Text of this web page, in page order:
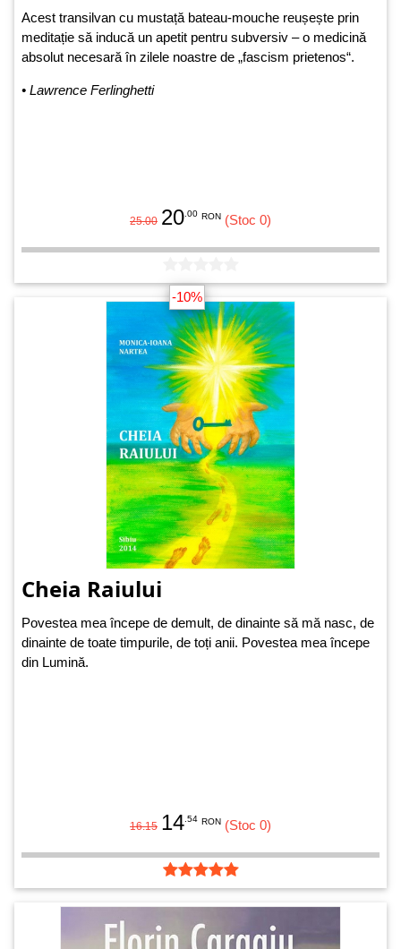
Acest transilvan cu mustață bateau-mouche reușește prin
meditație să inducă un apetit pentru subversiv – o medicină
absolut necesară în zilele noastre de „fascism prietenos“.
• Lawrence Ferlinghetti
25.00 20.00 RON (Stoc 0)
-10%
Cheia Raiului
Povestea mea începe de demult, de dinainte să mă nasc, de
dinainte de toate timpurile, de toți anii. Povestea mea începe
din Lumină.
16.15 14.54 RON (Stoc 0)